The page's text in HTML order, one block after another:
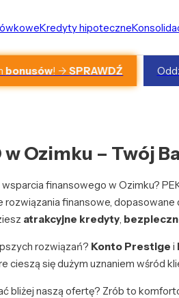
Kredyty hipoteczne
bonusów! ->SPRAWDŹ
w Ozimku – Twój
finansowego w Ozimku?
finansowe,
atrakcyjne kredyty,
rozwiązań? Konto Prestige i
cieszą się dużym uznaniem wśród
bliżej naszą ofertę? Zrób to